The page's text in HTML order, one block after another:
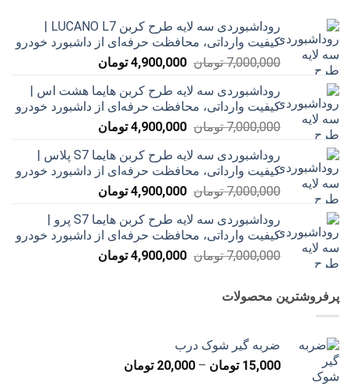
کیفیت وارداتی، محافظت حرفه‌ای از داشبورد خودرو
7,000,000 تومان قیمت
7,000,000 تومان
بود.
4,900,000 تومانقیمت
4,900,000 تومان
است.
روداشبوردی سه‌ لایه طرح کربن هایما هشت اس |
کیفیت وارداتی، محافظت حرفه‌ای از داشبورد خودرو
7,000,000 تومان قیمت
7,000,000 تومان
بود.
4,900,000 تومانقیمت
4,900,000 تومان
است.
روداشبوردی سه‌ لایه طرح کربن هایما S7 پلاس |
کیفیت وارداتی، محافظت حرفه‌ای از داشبورد خودرو
7,000,000 تومان قیمت
7,000,000 تومان
بود.
4,900,000 تومانقیمت
است.
روداشبوردی سه‌ لایه طرح کربن هایما S7 پرو |
کیفیت وارداتی، محافظت حرفه‌ای از داشبورد خودرو
7,000,000 تومان قیمت
4,900,000 تومانقیمت
پرفروشترین محصولات
ضربه گیر شوک درب
15,000 تومان –
20,000 تومان